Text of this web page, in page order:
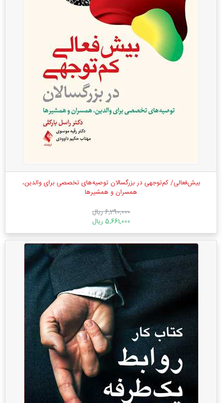
بیش‌فعالی/ کم‌توجهی در بزرگسالان توصیه‌های تخصصی برای والدین،
همسران و همشیرها
6,290,000 ریال
5,661,000 ریال